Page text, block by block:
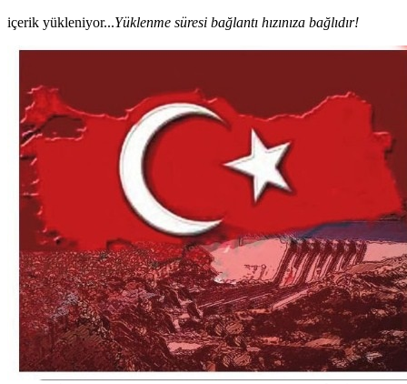
içerik yükleniyor...Yüklenme süresi bağlantı hızınıza bağlıdır!